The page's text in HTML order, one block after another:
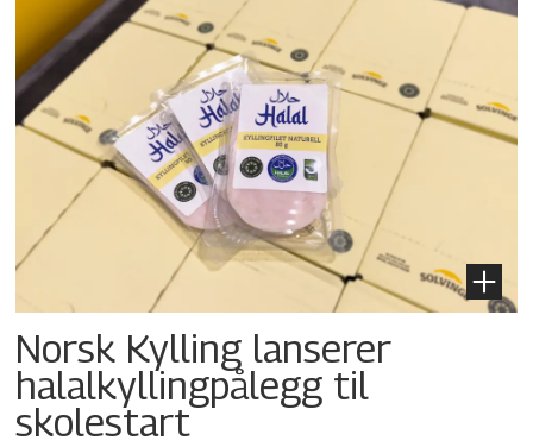
Norsk Kylling lanserer
halalkyllingpålegg til
skolestart